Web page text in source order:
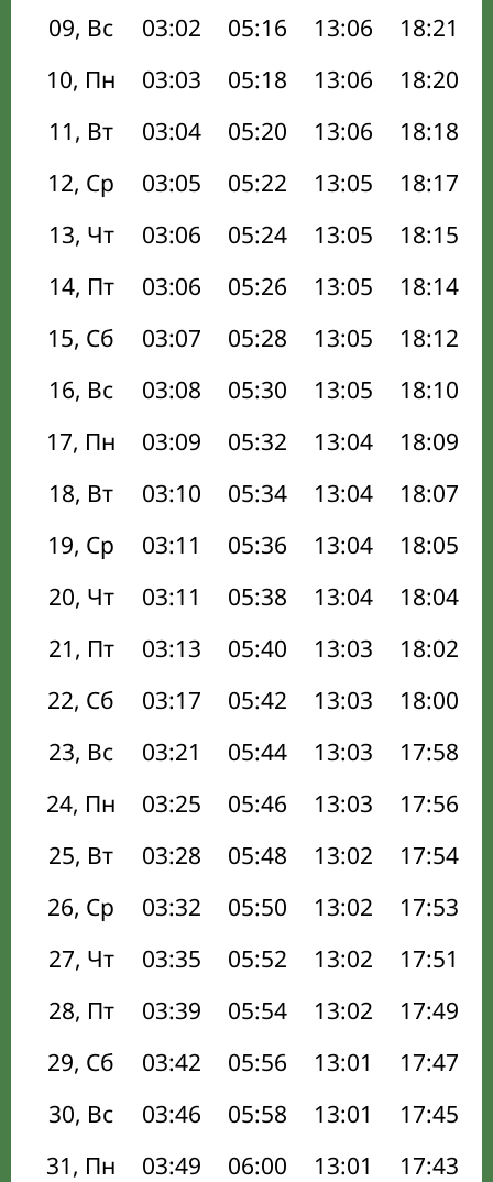
09, Вс
03:02 05:16 13:06 18:21
10, Пн
03:03 05:18 13:06 18:20
11, Вт
03:04 05:20 13:06 18:18
12, Ср
03:05 05:22 13:05 18:17
13, Чт
03:06 05:24 13:05 18:15
14, Пт
03:06 05:26 13:05 18:14
15, Сб
03:07 05:28 13:05 18:12
16, Вс
03:08 05:30 13:05 18:10
17, Пн
03:09 05:32 13:04 18:09
18, Вт
03:10 05:34 13:04 18:07
19, Ср
03:11 05:36 13:04 18:05
20, Чт
03:11 05:38 13:04 18:04
21, Пт
03:13 05:40 13:03 18:02
22, Сб
03:17 05:42 13:03 18:00
23, Вс
03:21 05:44 13:03 17:58
24, Пн
03:25 05:46 13:03 17:56
25, Вт
03:28 05:48 13:02 17:54
26, Ср
03:32 05:50 13:02 17:53
27, Чт
03:35 05:52 13:02 17:51
28, Пт
03:39 05:54 13:02 17:49
29, Сб
03:42 05:56 13:01 17:47
30, Вс
03:46 05:58 13:01 17:45
31, Пн
03:49 06:00 13:01 17:43